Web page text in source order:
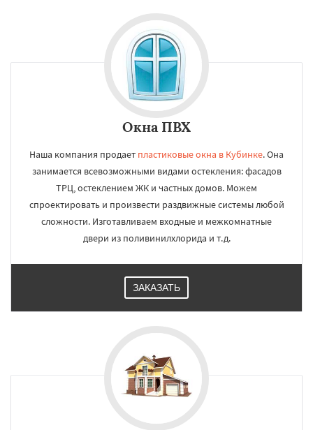
Окна ПВХ
Наша компания продает пластиковые окна в Кубинке. Она
занимается всевозможными видами остекления: фасадов
ТРЦ, остеклением ЖК и частных домов. Можем
спроектировать и произвести раздвижные системы любой
сложности. Изготавливаем входные и межкомнатные
двери из поливинилхлорида и т.д.
ЗАКАЗАТЬ